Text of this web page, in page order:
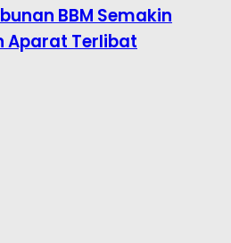
BBM Semakin
Aparat Terlibat